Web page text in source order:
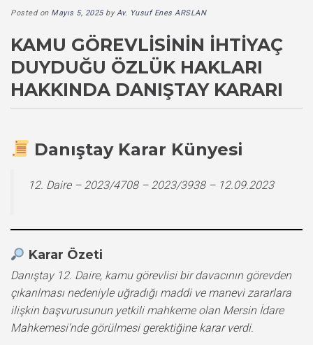
Posted on Mayıs 5, 2025byAv. Yusuf Enes ARSLAN
KAMU GÖREVLISININ İHTIYAÇ
DUYDUĞU ÖZLÜK HAKLARI
HAKKINDA DANIŞTAY KARARI
Danıştay Karar Künyesi
12. Daire – 2023/4708 – 2023/3938 – 12.09.2023
Karar Özeti
Danıştay 12. Daire, kamu görevlisi bir davacının görevden
çıkarılması nedeniyle uğradığı maddi ve manevi zararlara
ilişkin başvurusunun yetkili mahkeme olan Mersin İdare
Mahkemesi’nde görülmesi gerektiğine karar verdi.